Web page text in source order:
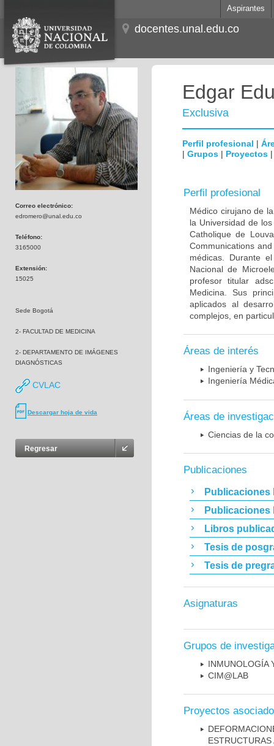
Aspirantes
docentes.unal.edu.co
Correo electrónico:
edromero@unal.edu.co
Teléfono:
3165000
Extensión:
15025
Sede Bogotá
2- FACULTAD DE MEDICINA
2- DEPARTAMENTO DE IMÁGENES
DIAGNÓSTICAS
CVLAC
Descargar hoja de vida
Regresar
Edgar
Exclusiva
Perfil profesional |
| Grupos | Proyectos
Perfil profesional
Médico cirujano de
la Universidad de
Catholique de
Communications
médicas. Durante
Nacional de
profesor titular
Medicina. Sus
aplicados al
complejos, en
Áreas de interés
Ingeniería y
Ingeniería
Áreas de
Ciencias de la
Publicaciones
Publicaciones
Publicaciones
Libros
Tesis de
Tesis de
Asignaturas
Grupos de
INMUNOLOGÍA
CIM@LAB
Proyectos